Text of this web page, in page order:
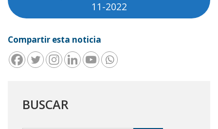
11-2022
Compartir esta noticia
BUSCAR